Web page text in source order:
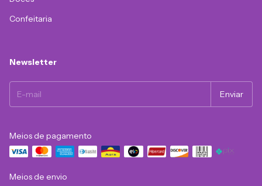
Confeitaria
Newsletter
Meios de pagamento
Meios de envio